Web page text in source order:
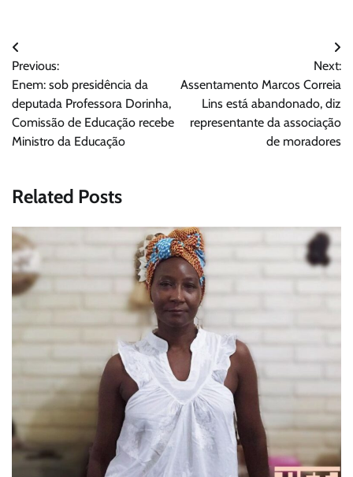
Navegação
de
Post
Previous:
Enem: sob presidência da
deputada Professora Dorinha,
Comissão de Educação recebe
Ministro da Educação
Next:
Assentamento Marcos Correia
Lins está abandonado, diz
representante da associação
de moradores
Related Posts